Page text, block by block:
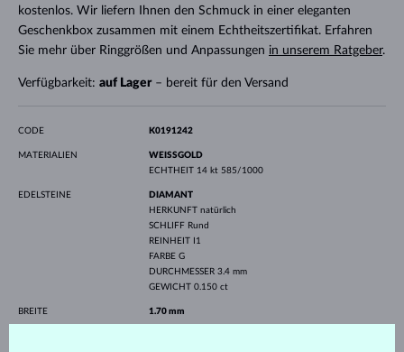
kostenlos. Wir liefern Ihnen den Schmuck in einer eleganten
Geschenkbox zusammen mit einem Echtheitszertifikat. Erfahren
Sie mehr über Ringgrößen und Anpassungen in unserem Ratgeber.
Verfügbarkeit: auf Lager– bereit für den Versand
CODE K0191242
MATERIALIEN
WEISSGOLD
ECHTHEIT 14 kt 585/1000
EDELSTEINE
DIAMANT
HERKUNFT natürlich
SCHLIFF Rund
REINHEIT
I1
FARBE G
DURCHMESSER 3.4 mm
GEWICHT 0.150 ct
BREITE 1.70 mm